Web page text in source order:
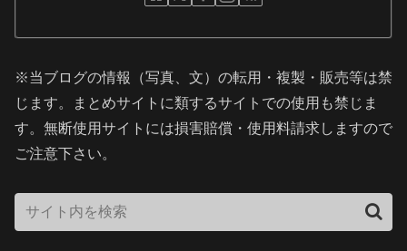
※当ブログの情報（写真、文）の転用・複製・販売等は禁
じます。まとめサイトに類するサイトでの使用も禁じま
す。無断使用サイトには損害賠償・使用料請求しますので
ご注意下さい。